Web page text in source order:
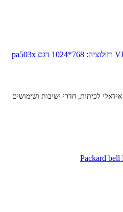
מקרן משתלם מבית VIEW SONIC, אידאלי לכיתות, חדרי ישיבות ושימושים